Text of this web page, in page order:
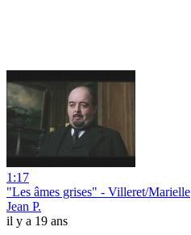
1:17
"Les âmes grises" - Villeret/Marielle
Jean P.
il y a 19 ans